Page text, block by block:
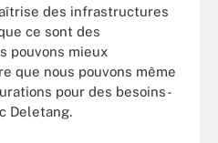
des infrastructures
ce sont des
pouvons mieux
que nous pouvons même
pour des besoins-
Deletang.